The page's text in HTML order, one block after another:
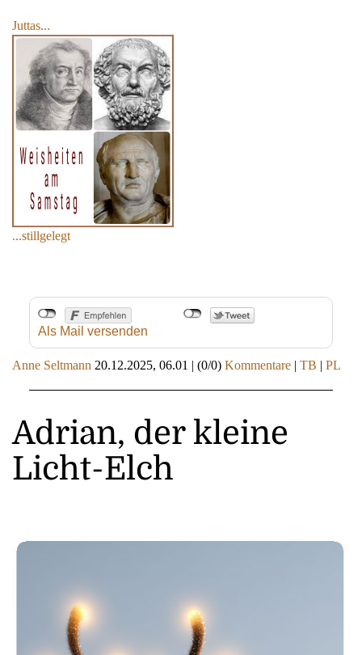
Juttas...
...stillgelegt
Als Mail versenden
Anne Seltmann 20.12.2025, 06.01 | (0/0) Kommentare | TB | PL
Adrian, der kleine
Licht-Elch